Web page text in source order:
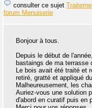
consulter ce sujet
forum Menuiserie
Bonjour à tous.
Depuis le début de
bastaings de ma terrasse
Le bois avait été traité et
retiré, gratté et appliqué
Malheureusement, les
Auriez-vous une solution
d'abord en curatif puis en